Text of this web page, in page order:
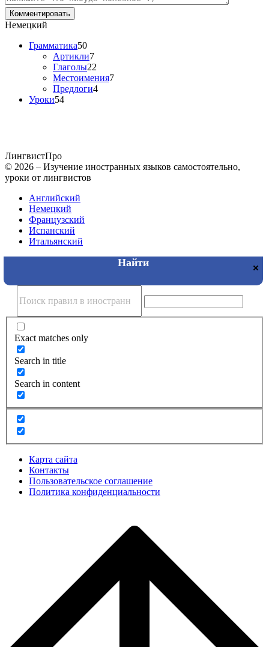
Немецкий
Грамматика50
Артикли7
Глаголы22
Местоимения7
Предлоги4
Уроки54
ЛингвистПро
© 2026 – Изучение иностранных языков самостоятельно,
уроки от лингвистов
Английский
Немецкий
Французский
Испанский
Итальянский
Exact matches only
Search in title
Search in content
Карта сайта
Контакты
Пользовательское соглашение
Политика конфиденциальности